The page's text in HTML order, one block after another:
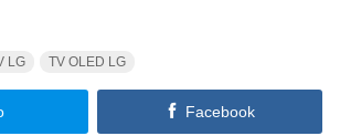
LG TV OLED LG
Facebook